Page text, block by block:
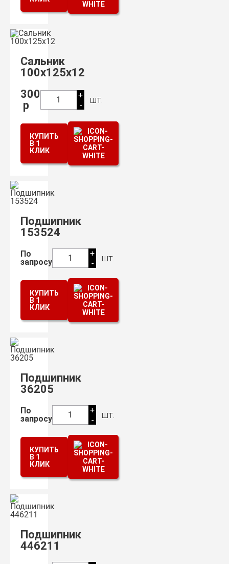
Сальник
100х125х12
300
р
1
+
-
шт.
КУПИТЬ
В 1
КЛИК
Подшипник
153524
По
запросу
1
+
-
шт.
КУПИТЬ
В 1
КЛИК
Подшипник
36205
По
запросу
1
+
-
шт.
КУПИТЬ
В 1
КЛИК
Подшипник
446211